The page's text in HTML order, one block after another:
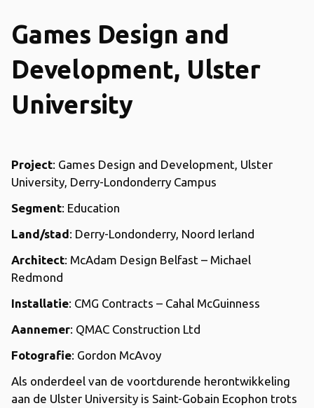
Games Design and
Development, Ulster
University
Project: Games Design and Development, Ulster
University, Derry-Londonderry Campus
Segment: Education
Land/stad: Derry-Londonderry, Noord Ierland
Architect: McAdam Design Belfast – Michael
Redmond
Installatie: CMG Contracts – Cahal McGuinness
Aannemer: QMAC Construction Ltd
Fotografie: Gordon McAvoy
Als onderdeel van de voortdurende herontwikkeling
aan de Ulster University is Saint-Gobain Ecophon trots